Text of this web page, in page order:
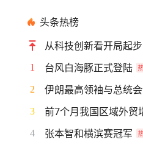
头条热榜
从科技创新看开局起
1 台风白海豚正式登陆
2 伊朗最高领袖与总统
3 前7个月我国区域外贸
4 张本智和横滨赛冠军